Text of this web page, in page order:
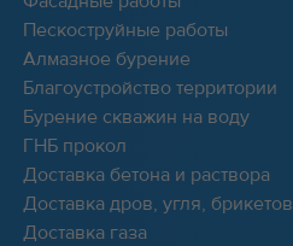
Пескоструйные работы
Алмазное бурение
Благоустройство территории
Бурение скважин на воду
ГНБ прокол
Доставка бетона и раствора
Доставка дров, угля, брикетов
Доставка газа